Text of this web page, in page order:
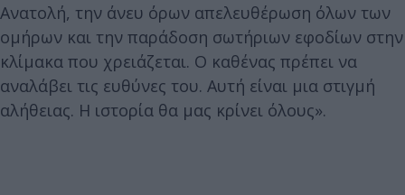
Ανατολή, την άνευ όρων απελευθέρωση όλων των
ομήρων και την παράδοση σωτήριων εφοδίων στην
κλίμακα που χρειάζεται. Ο καθένας πρέπει να
αναλάβει τις ευθύνες του. Αυτή είναι μια στιγμή
αλήθειας. Η ιστορία θα μας κρίνει όλους».